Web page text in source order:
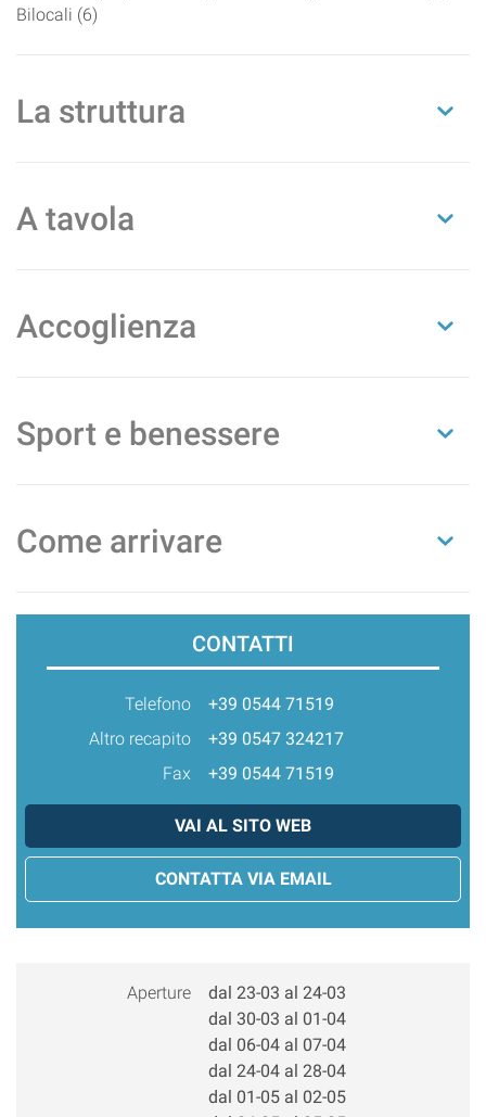
Bilocali (6)
La struttura
A tavola
Accoglienza
Sport e benessere
Come arrivare
CONTATTI
Telefono
+39 0544 71519
Altro recapito
+39 0547 324217
Fax
+39 0544 71519
VAI AL SITO WEB
CONTATTA VIA EMAIL
Aperture
dal 23-03 al 24-03
dal 30-03 al 01-04
dal 06-04 al 07-04
dal 24-04 al 28-04
dal 01-05 al 02-05